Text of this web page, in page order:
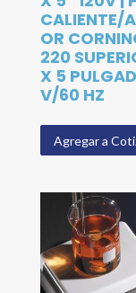
CALIENTE/
OR
220
X 5
V/60 HZ
Agregar a